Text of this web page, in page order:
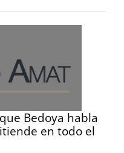
Bedoya habla
en todo el